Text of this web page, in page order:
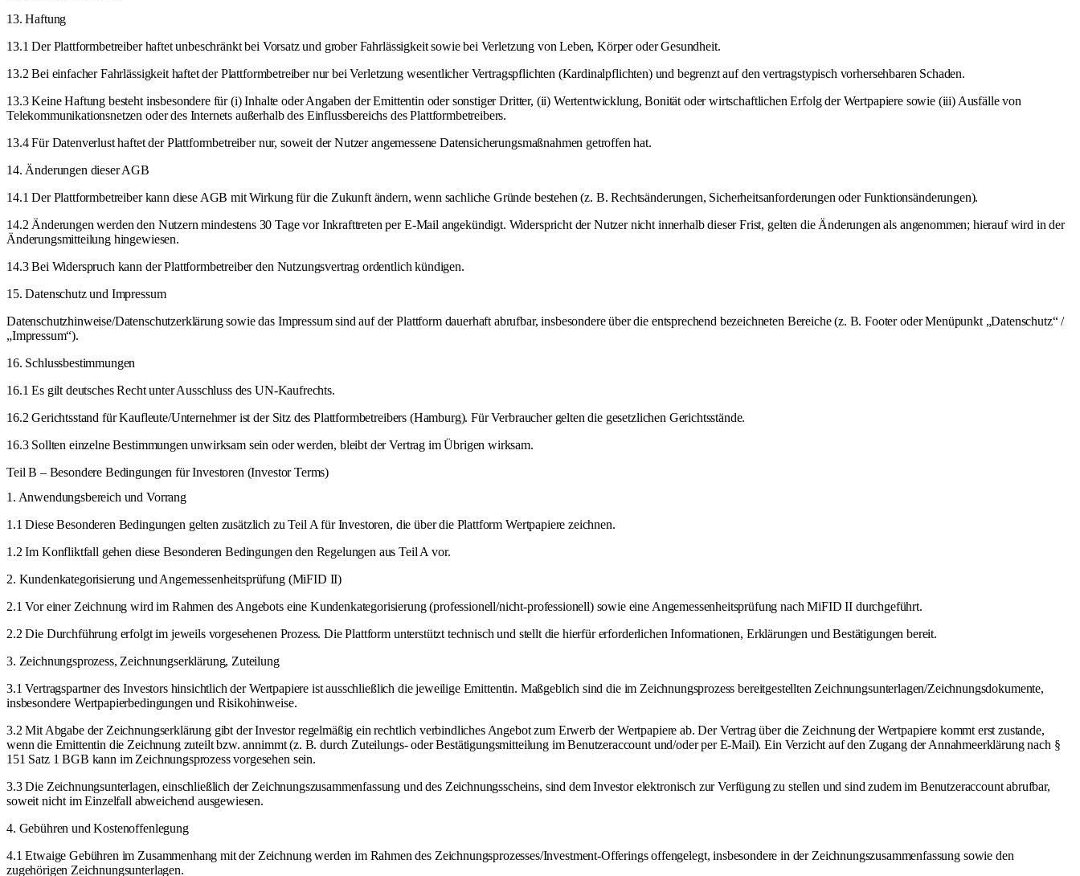
13. Haftung
13.1 Der Plattformbetreiber haftet unbeschränkt bei Vorsatz und grober Fahrlässigkeit sowie bei Verletzung von Leben, Körper oder Gesundheit.
13.2 Bei einfacher Fahrlässigkeit haftet der Plattformbetreiber nur bei Verletzung wesentlicher Vertragspflichten (Kardinalpflichten) und begrenzt auf den vertragstypisch vorhersehbaren Schaden.
13.3 Keine Haftung besteht insbesondere für (i) Inhalte oder Angaben der Emittentin oder sonstiger Dritter, (ii) Wertentwicklung, Bonität oder wirtschaftlichen Erfolg der Wertpapiere sowie (iii) Ausfälle von
Telekommunikationsnetzen oder des Internets außerhalb des Einflussbereichs des Plattformbetreibers.
13.4 Für Datenverlust haftet der Plattformbetreiber nur, soweit der Nutzer angemessene Datensicherungsmaßnahmen getroffen hat.
14. Änderungen dieser AGB
14.1 Der Plattformbetreiber kann diese AGB mit Wirkung für die Zukunft ändern, wenn sachliche Gründe bestehen (z. B. Rechtsänderungen, Sicherheitsanforderungen oder Funktionsänderungen).
14.2 Änderungen werden den Nutzern mindestens 30 Tage vor Inkrafttreten per E-Mail angekündigt. Widerspricht der Nutzer nicht innerhalb dieser Frist, gelten die Änderungen als angenommen; hierauf wird in der
Änderungsmitteilung hingewiesen.
14.3 Bei Widerspruch kann der Plattformbetreiber den Nutzungsvertrag ordentlich kündigen.
15. Datenschutz und Impressum
Datenschutzhinweise/Datenschutzerklärung sowie das Impressum sind auf der Plattform dauerhaft abrufbar, insbesondere über die entsprechend bezeichneten Bereiche (z. B. Footer oder Menüpunkt „Datenschutz“ /
„Impressum“).
16. Schlussbestimmungen
16.1 Es gilt deutsches Recht unter Ausschluss des UN-Kaufrechts.
16.2 Gerichtsstand für Kaufleute/Unternehmer ist der Sitz des Plattformbetreibers (Hamburg). Für Verbraucher gelten die gesetzlichen Gerichtsstände.
16.3 Sollten einzelne Bestimmungen unwirksam sein oder werden, bleibt der Vertrag im Übrigen wirksam.
Teil B – Besondere Bedingungen für Investoren (Investor Terms)
1. Anwendungsbereich und Vorrang
1.1 Diese Besonderen Bedingungen gelten zusätzlich zu Teil A für Investoren, die über die Plattform Wertpapiere zeichnen.
1.2 Im Konfliktfall gehen diese Besonderen Bedingungen den Regelungen aus Teil A vor.
2. Kundenkategorisierung und Angemessenheitsprüfung (MiFID II)
2.1 Vor einer Zeichnung wird im Rahmen des Angebots eine Kundenkategorisierung (professionell/nicht-professionell) sowie eine Angemessenheitsprüfung nach MiFID II durchgeführt.
2.2 Die Durchführung erfolgt im jeweils vorgesehenen Prozess. Die Plattform unterstützt technisch und stellt die hierfür erforderlichen Informationen, Erklärungen und Bestätigungen bereit.
3. Zeichnungsprozess, Zeichnungserklärung, Zuteilung
3.1 Vertragspartner des Investors hinsichtlich der Wertpapiere ist ausschließlich die jeweilige Emittentin. Maßgeblich sind die im Zeichnungsprozess bereitgestellten Zeichnungsunterlagen/Zeichnungsdokumente,
insbesondere Wertpapierbedingungen und Risikohinweise.
3.2 Mit Abgabe der Zeichnungserklärung gibt der Investor regelmäßig ein rechtlich verbindliches Angebot zum Erwerb der Wertpapiere ab. Der Vertrag über die Zeichnung der Wertpapiere kommt erst zustande,
wenn die Emittentin die Zeichnung zuteilt bzw. annimmt (z. B. durch Zuteilungs- oder Bestätigungsmitteilung im Benutzeraccount und/oder per E-Mail). Ein Verzicht auf den Zugang der Annahmeerklärung nach §
151 Satz 1 BGB kann im Zeichnungsprozess vorgesehen sein.
3.3 Die Zeichnungsunterlagen, einschließlich der Zeichnungszusammenfassung und des Zeichnungsscheins, sind dem Investor elektronisch zur Verfügung zu stellen und sind zudem im Benutzeraccount abrufbar,
soweit nicht im Einzelfall abweichend ausgewiesen.
4. Gebühren und Kostenoffenlegung
4.1 Etwaige Gebühren im Zusammenhang mit der Zeichnung werden im Rahmen des Zeichnungsprozesses/Investment-Offerings offengelegt, insbesondere in der Zeichnungszusammenfassung sowie den
zugehörigen Zeichnungsunterlagen.